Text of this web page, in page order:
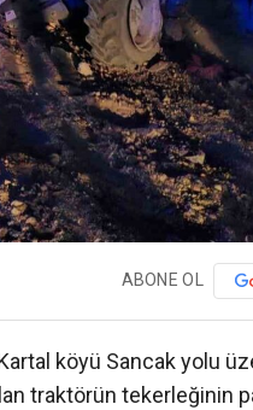
ABONE OL
köyü Sancak yolu
traktörün tekerleğinin